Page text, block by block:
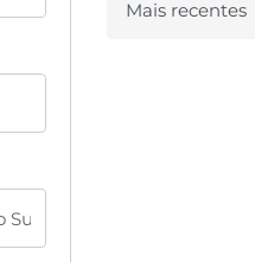
Ordenar por